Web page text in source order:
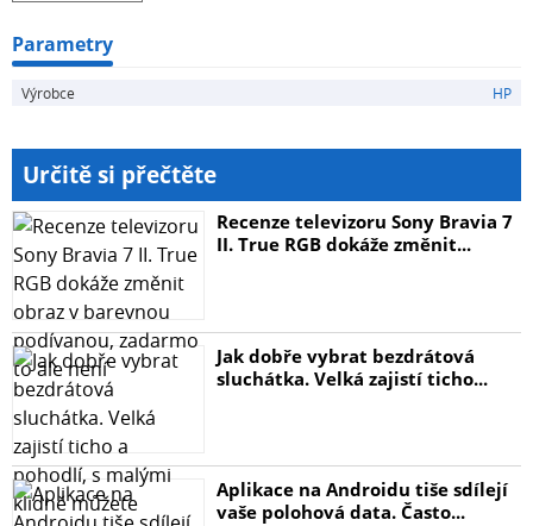
Parametry
Výrobce HP
Určitě si přečtěte
Recenze televizoru Sony Bravia 7
II. True RGB dokáže změnit...
Jak dobře vybrat bezdrátová
sluchátka. Velká zajistí ticho...
Aplikace na Androidu tiše sdílejí
vaše polohová data. Často...